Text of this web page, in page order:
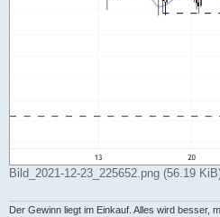
Bild_2021-12-23_225652.png (56.19
Der Gewinn liegt im Einkauf. Alles wird besser,